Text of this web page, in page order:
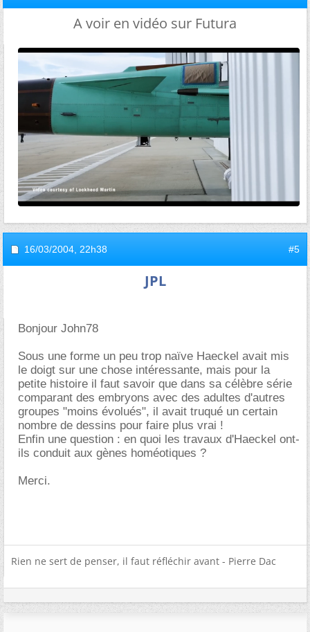
A voir en vidéo sur Futura
16/03/2004, 22h38 #5
JPL
Bonjour John78
Sous une forme un peu trop naïve Haeckel avait mis
le doigt sur une chose intéressante, mais pour la
petite histoire il faut savoir que dans sa célèbre série
comparant des embryons avec des adultes d'autres
groupes "moins évolués", il avait truqué un certain
nombre de dessins pour faire plus vrai !
Enfin une question : en quoi les travaux d'Haeckel ont-
ils conduit aux gènes homéotiques ?
Merci.
Rien ne sert de penser, il faut réfléchir avant - Pierre Dac